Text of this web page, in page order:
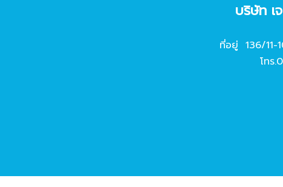
บริษัท เ
ที่อยู่ 136/11-
โทร.